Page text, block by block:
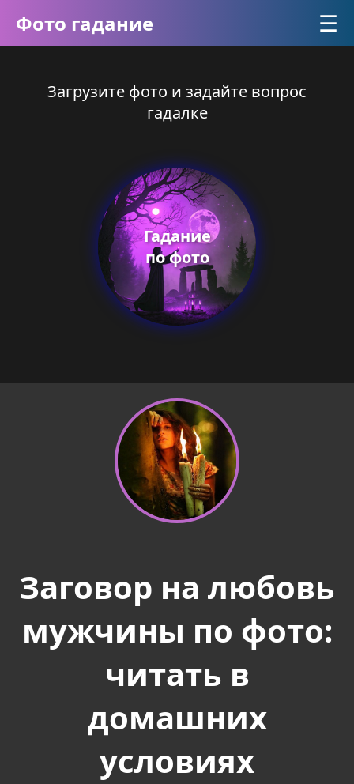
Фото гадание ☰
Загрузите фото и задайте вопрос
гадалке
Гадание
по фото
Заговор на любовь
мужчины по фото:
читать в
домашних
условиях